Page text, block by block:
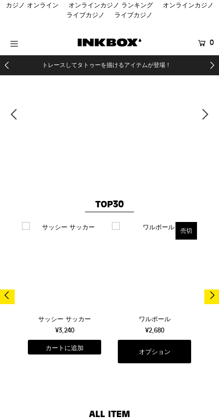
カジノ オンライン オンラインカジノ ランキング
オンラインカジノ
ライブカジノ
ライブカジノ
0
トレースしてタトゥーを描けるアイテムが登場！
TOP30
サッシー サッカー
¥3,240
売切
ワルポール
¥2,680
オプション
ALL ITEM
HOME
商品を探す
コラボ商品
登録する